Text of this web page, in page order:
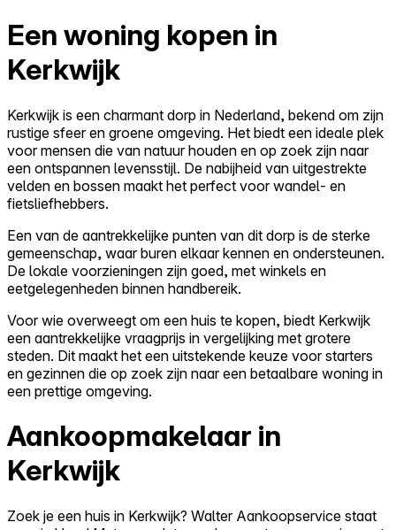
Een woning kopen in
Kerkwijk
Kerkwijk is een charmant dorp in Nederland, bekend om zijn
rustige sfeer en groene omgeving. Het biedt een ideale plek
voor mensen die van natuur houden en op zoek zijn naar
een ontspannen levensstijl. De nabijheid van uitgestrekte
velden en bossen maakt het perfect voor wandel- en
fietsliefhebbers.
Een van de aantrekkelijke punten van dit dorp is de sterke
gemeenschap, waar buren elkaar kennen en ondersteunen.
De lokale voorzieningen zijn goed, met winkels en
eetgelegenheden binnen handbereik.
Voor wie overweegt om een huis te kopen, biedt Kerkwijk
een aantrekkelijke vraagprijs in vergelijking met grotere
steden. Dit maakt het een uitstekende keuze voor starters
en gezinnen die op zoek zijn naar een betaalbare woning in
een prettige omgeving.
Aankoopmakelaar in
Kerkwijk
Zoek je een huis in Kerkwijk? Walter Aankoopservice staat